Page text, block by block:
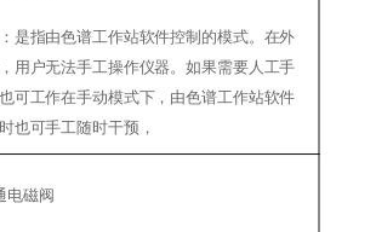
是指由色谱工作站软件控制的模式。在外
用户无法手工操作仪器。如果需要人工手
可工作在手动模式下，由色谱工作站软件
也可手工随时干预，
电磁阀